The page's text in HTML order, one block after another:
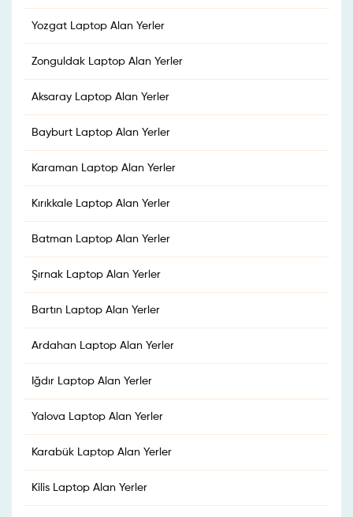
Yozgat Laptop Alan Yerler
Zonguldak Laptop Alan Yerler
Aksaray Laptop Alan Yerler
Bayburt Laptop Alan Yerler
Karaman Laptop Alan Yerler
Kırıkkale Laptop Alan Yerler
Batman Laptop Alan Yerler
Şırnak Laptop Alan Yerler
Bartın Laptop Alan Yerler
Ardahan Laptop Alan Yerler
Iğdır Laptop Alan Yerler
Yalova Laptop Alan Yerler
Karabük Laptop Alan Yerler
Kilis Laptop Alan Yerler